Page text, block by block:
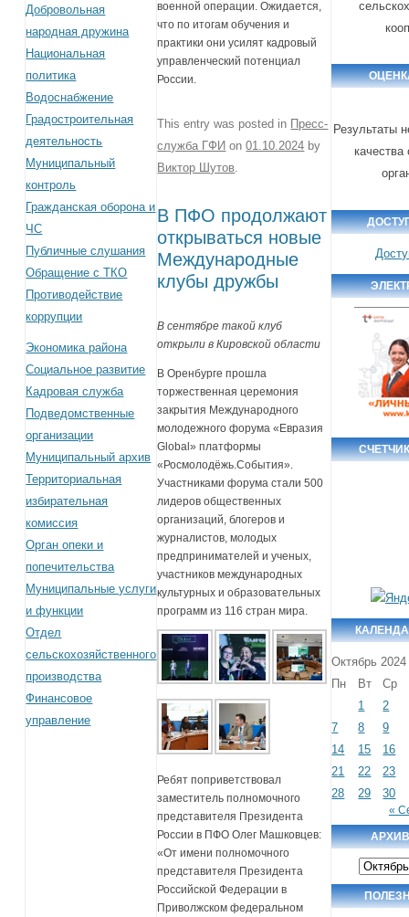
Добровольная
народная дружина
Национальная
политика
Водоснабжение
Градостроительная
деятельность
Муниципальный
контроль
Гражданская оборона и
ЧС
Публичные слушания
Обращение с ТКО
Противодействие
коррупции
Экономика района
Социальное развитие
Кадровая служба
Подведомственные
организации
Муниципальный архив
Территориальная
избирательная
комиссия
Орган опеки и
попечительства
Муниципальные услуги
и функции
Отдел
сельскохозяйственного
производства
Финансовое
управление
военной операции. Ожидается,
что по итогам обучения и
практики они усилят кадровый
управленческий потенциал
России.
This entry was posted in Пресс-
служба ГФИ on01.10.2024 by
Виктор Шутов.
В ПФО продолжают
открываться новые
Международные
клубы дружбы
В сентябре такой клуб
открыли в Кировской области
В Оренбурге прошла
торжественная церемония
закрытия Международного
молодежного форума «Евразия
Global» платформы
«Росмолодёжь.События».
Участниками форума стали 500
лидеров общественных
организаций, блогеров и
журналистов, молодых
предпринимателей и ученых,
участников международных
культурных и образовательных
программ из 116 стран мира.
Ребят поприветствовал
заместитель полномочного
представителя Президента
России в ПФО Олег Машковцев:
«От имени полномочного
представителя Президента
Российской Федерации в
Приволжском федеральном
Результаты
качества
Октябрь 2024
Пн
Вт
Ср
1
2
7
8
9
14
15
16
21
22
23
28
29 30
«
Архив
новостей